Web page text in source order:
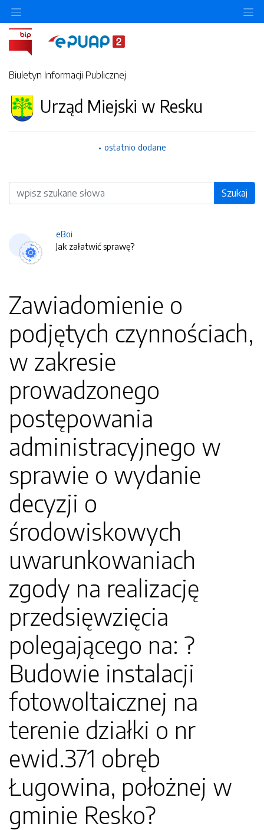
Biuletyn Informacji Publicznej
Urząd Miejski w Resku
ostatnio dodane
Wyszukiwarka Szukaj
eBoi
Jak załatwić sprawę?
Zawiadomienie o
podjętych czynnościach,
w zakresie
prowadzonego
postępowania
administracyjnego w
sprawie o wydanie
decyzji o
środowiskowych
uwarunkowaniach
zgody na realizację
przedsięwzięcia
polegającego na: ?
Budowie instalacji
fotowoltaicznej na
terenie działki o nr
ewid.371 obręb
Ługowina, położnej w
gminie Resko?